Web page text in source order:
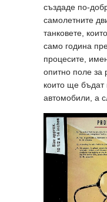
създаде по-
самолетните
танковете,
само година
процесите,
опитно поле за
които ще бъдат
автомобили, а